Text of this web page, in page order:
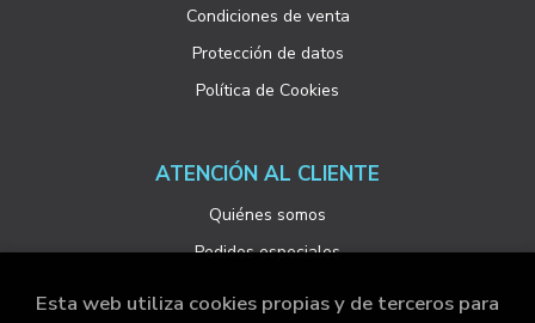
Condiciones de venta
Protección de datos
Política de Cookies
ATENCIÓN AL CLIENTE
Quiénes somos
Pedidos especiales
Esta web utiliza cookies propias y de terceros para